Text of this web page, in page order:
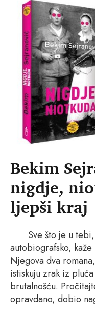
Bekim
nigdje,
ljepši kraj
Sve što je u
autobiografsko,
Njegova dva
istiskuju zrak iz
brutalnošću.
opravdano, dobio